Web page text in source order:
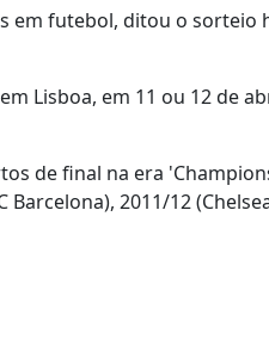
em futebol, ditou o sorteio
Lisboa, em 11 ou 12 de
de final na era
2011/12